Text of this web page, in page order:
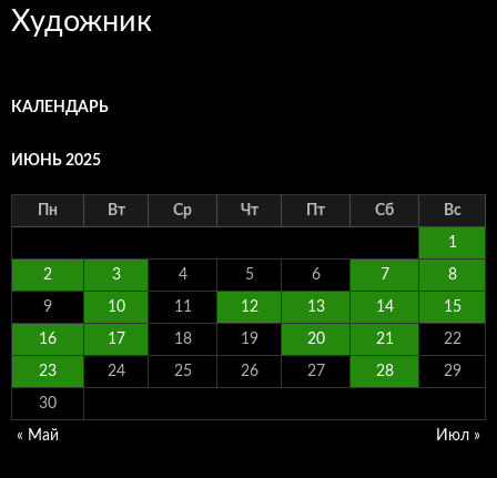
Художник
КАЛЕНДАРЬ
ИЮНЬ 2025
Пн Вт Ср Чт Пт Сб Вс
1
2 3 4 5 6 7 8
9 10 11 12 13 14 15
16 17 18 19 20 21 22
23 24 25 26 27 28 29
30
« Май Июл »